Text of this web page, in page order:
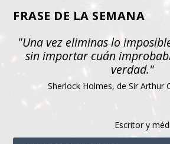
FRASE DE LA SEMANA
"Una vez eliminas lo
sin importar cuán
verdad."
Sherlock Holmes, de Sir Arthur
Escritor y